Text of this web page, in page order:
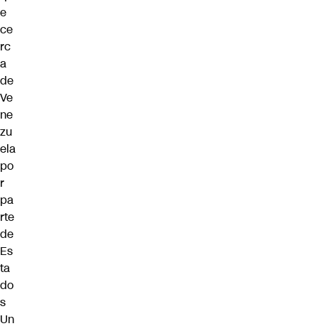
e
ce
rc
a
de
Ve
ne
zu
ela
po
r
pa
rte
de
Es
ta
do
s
Un